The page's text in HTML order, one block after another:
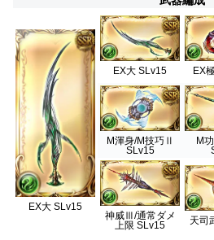
EX大 SLv15
EX大 SLv15 EX
M渾身/M技巧Ⅱ
SLv15
M
神威Ⅲ/通常ダメ
上限 SLv15
天司